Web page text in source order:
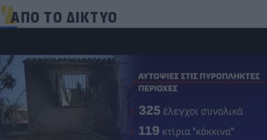
ΑΠΟ ΤΟ ΔΙΚΤΥΟ